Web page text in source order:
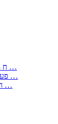
: בקשה לפטור מחובת התקנת מז;quot&ח 3 טופס מספר ים ב עותקים …
) ( פעמי להקלטת יצירות על מוצרים מכניים – טופס בקשה לאישור חד …
) 1998 ( לפי חוק חופש המידע התשנ;quot&ח – טופס בקשה לקבלת …